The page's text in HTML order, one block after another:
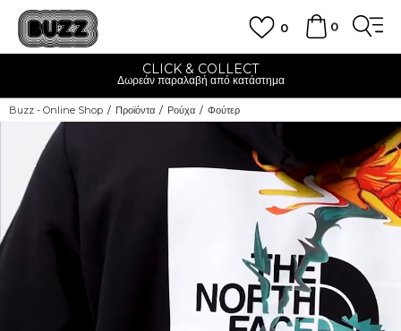
0
0
CLICK & COLLECT
Δωρεάν παραλαβή από κατάστημα
Buzz - Online Shop Προϊόντα Ρούχα Φούτερ